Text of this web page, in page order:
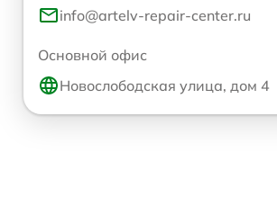
info@artelv-repair-center.ru
Основной офис
Новослободская улица, дом 4